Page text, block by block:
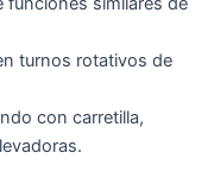
turnos rotativos de
con carretilla,